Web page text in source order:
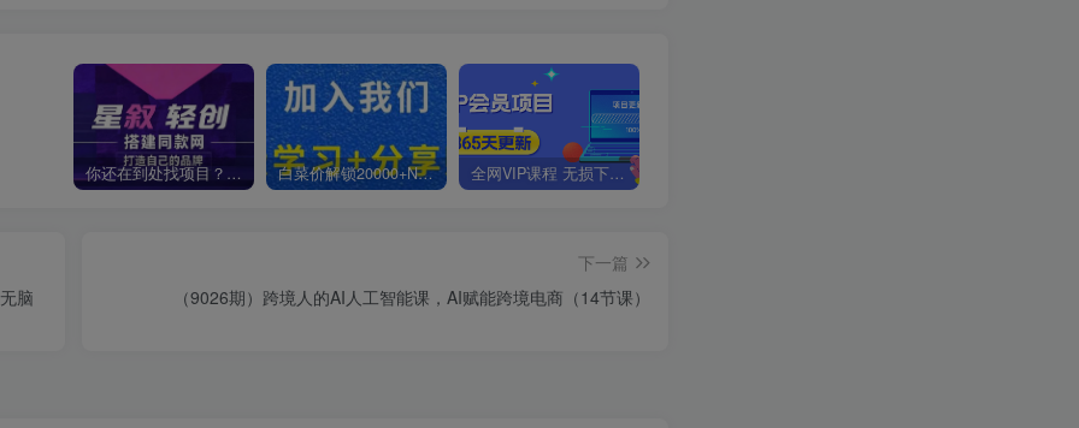
你还在到处找项目？还在当韭菜？我靠卖项目一个月收入5万+，曾经我也是个失败者。 白菜价解锁20000+N个赚钱机会，加入星叙轻创会员，全站资源免费学习。 全网VIP课程 无损下载~
脑
下一篇
（9026期）跨境人的AI人工智能课，AI赋能跨境电商（14节课）